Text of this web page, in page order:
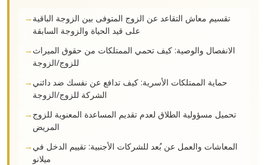
تقسيم معاش التقاعد عن الزوج المتوفى بين الزوجة الباقية
على قيد الحياة والزوجة السابقة
الانفصال والوصية: كيف تحمي الممتلكات من حقوق الميراث
للزوج/الزوجة
حماية الممتلكات الأسرية: كيف تدافع عن نفسك ضد دائني
الشركة للزوج/الزوجة
تحميل مسؤولية الطلاق لعدم تقديم المساعدة المعنوية للزوج
المريض
المعاشات والعمل عن بُعد للشركات الأجنبية: تقييم الدخل في
ميلانو